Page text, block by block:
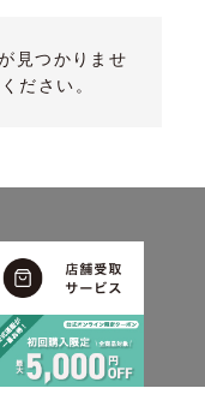
見つかりませ
ださい。